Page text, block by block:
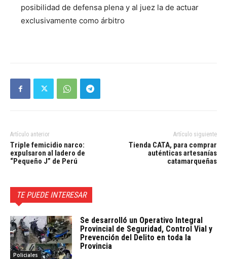
posibilidad de defensa plena y al juez la de actuar
exclusivamente como árbitro
Artículo anterior
Triple femicidio narco:
expulsaron al ladero de
“Pequeño J” de Perú
Artículo siguiente
Tienda CATA, para comprar
auténticas artesanías
catamarqueñas
TE PUEDE INTERESAR
Policiales
Se desarrolló un Operativo Integral
Provincial de Seguridad, Control Vial y
Prevención del Delito en toda la
Provincia